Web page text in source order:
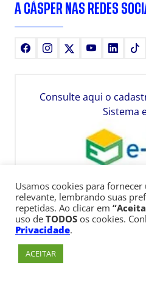
A CÁSPER NAS REDES
FacebookInstagram YoutubeLinkedIn
Consulte aqui o
Sistema
Usamos cookies para
relevante, lembrando suas
repetidas. Ao clicar em
uso de TODOS os cookies.
Privacidade.
ACEITAR